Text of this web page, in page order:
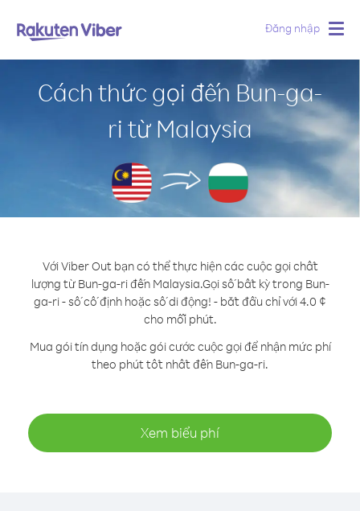
Đăng nhập
Cách thức gọi đến Bun-ga-
ri từ Malaysia
Với Viber Out bạn có thể thực hiện các cuộc gọi chất
lượng từ Bun-ga-ri đến Malaysia.Gọi số bất kỳ trong Bun-
ga-ri - số cố định hoặc số di động! - bắt đầu chỉ với 4.0 ¢
cho mỗi phút.
Mua gói tín dụng hoặc gói cước cuộc gọi để nhận mức phí
theo phút tốt nhất đến Bun-ga-ri.
Xem biểu phí